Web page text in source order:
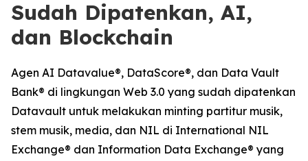
Sudah Dipatenkan, AI,
dan Blockchain
Agen AI Datavalue®, DataScore®, dan Data Vault
Bank® di lingkungan Web 3.0 yang sudah dipatenkan
Datavault untuk melakukan minting partitur musik,
stem musik, media, dan NIL di International NIL
Exchange® dan Information Data Exchange® yang